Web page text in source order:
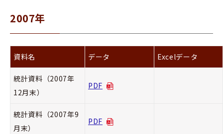
2007年
資料名 データ Excelデータ
統計資料（2007年
12月末）
PDF
統計資料（2007年9
月末）
PDF